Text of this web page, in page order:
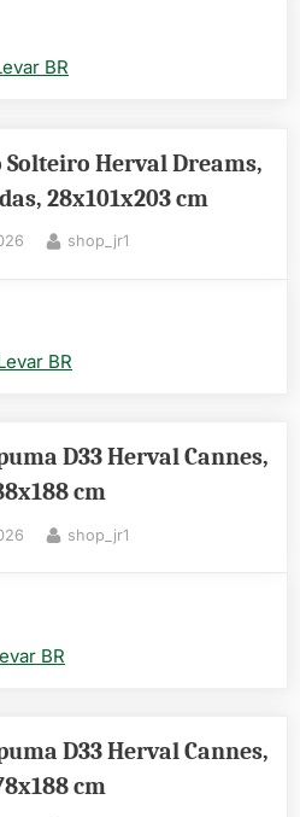
BR
Herval Dreams,
28x101x203 cm
By
shop_jr1
BR
D33 Herval Cannes,
cm
By
shop_jr1
BR
D33 Herval Cannes,
cm